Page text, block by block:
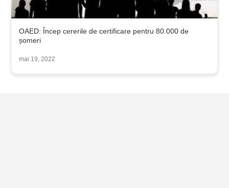
OAED: Încep cererile de certificare pentru 80.000 de
șomeri
mai 19, 2022